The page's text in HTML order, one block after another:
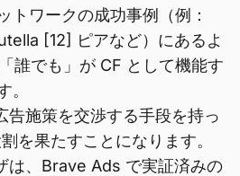
トワークの成功事例（例：
[12] ピアなど）にあるよ
誰でも」が CF として機能す
。
告施策を交渉する手段を持っ
を果たすことになります。
は、Brave Ads で実証済みの